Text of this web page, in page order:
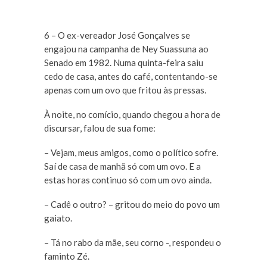
6 – O ex-vereador José Gonçalves se
engajou na campanha de Ney Suassuna ao
Senado em 1982. Numa quinta-feira saiu
cedo de casa, antes do café, contentando-se
apenas com um ovo que fritou às pressas.
À noite, no comício, quando chegou a hora de
discursar, falou de sua fome:
– Vejam, meus amigos, como o político sofre.
Saí de casa de manhã só com um ovo. E a
estas horas continuo só com um ovo ainda.
– Cadê o outro? – gritou do meio do povo um
gaiato.
– Tá no rabo da mãe, seu corno -, respondeu o
faminto Zé.